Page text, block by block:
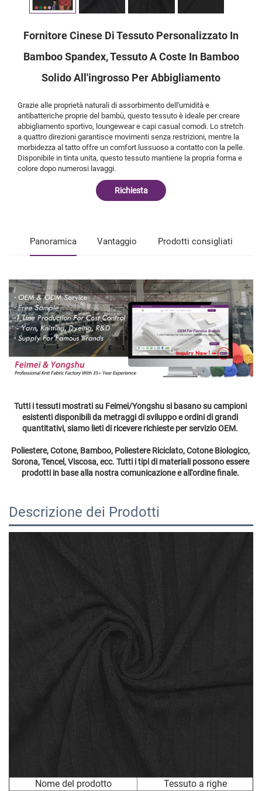
Fornitore Cinese Di Tessuto Personalizzato In
Bamboo Spandex, Tessuto A Coste In Bamboo
Solido All'ingrosso Per Abbigliamento
Grazie alle proprietà naturali di assorbimento dell'umidità e
antibatteriche proprie del bambù, questo tessuto è ideale per creare
abbigliamento sportivo, loungewear e capi casual comodi. Lo stretch
a quattro direzioni garantisce movimenti senza restrizioni, mentre la
morbidezza al tatto offre un comfort lussuoso a contatto con la pelle.
Disponibile in tinta unita, questo tessuto mantiene la propria forma e
colore dopo numerosi lavaggi.
Richiesta
Panoramica Vantaggio Prodotti consigliati
Tutti i tessuti mostrati su Feimei/Yongshu si basano su campioni
esistenti disponibili da metraggi di sviluppo e ordini di grandi
quantitativi, siamo lieti di ricevere richieste per servizio OEM.
Poliestere, Cotone, Bamboo, Poliestere Riciclato, Cotone Biologico,
Sorona, Tencel, Viscosa, ecc. Tutti i tipi di materiali possono essere
prodotti in base alla nostra comunicazione e all'ordine finale.
Descrizione dei Prodotti
Nome del prodotto
Tessuto a righe